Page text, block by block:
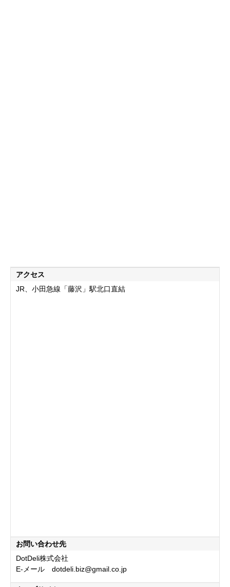
アクセス
JR、小田急線「藤沢」駅北口直結
お問い合わせ先
DotDeli株式会社
E-メール dotdeli.biz@gmail.co.jp